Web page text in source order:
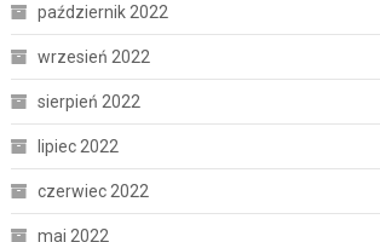
październik 2022
wrzesień 2022
sierpień 2022
lipiec 2022
czerwiec 2022
maj 2022